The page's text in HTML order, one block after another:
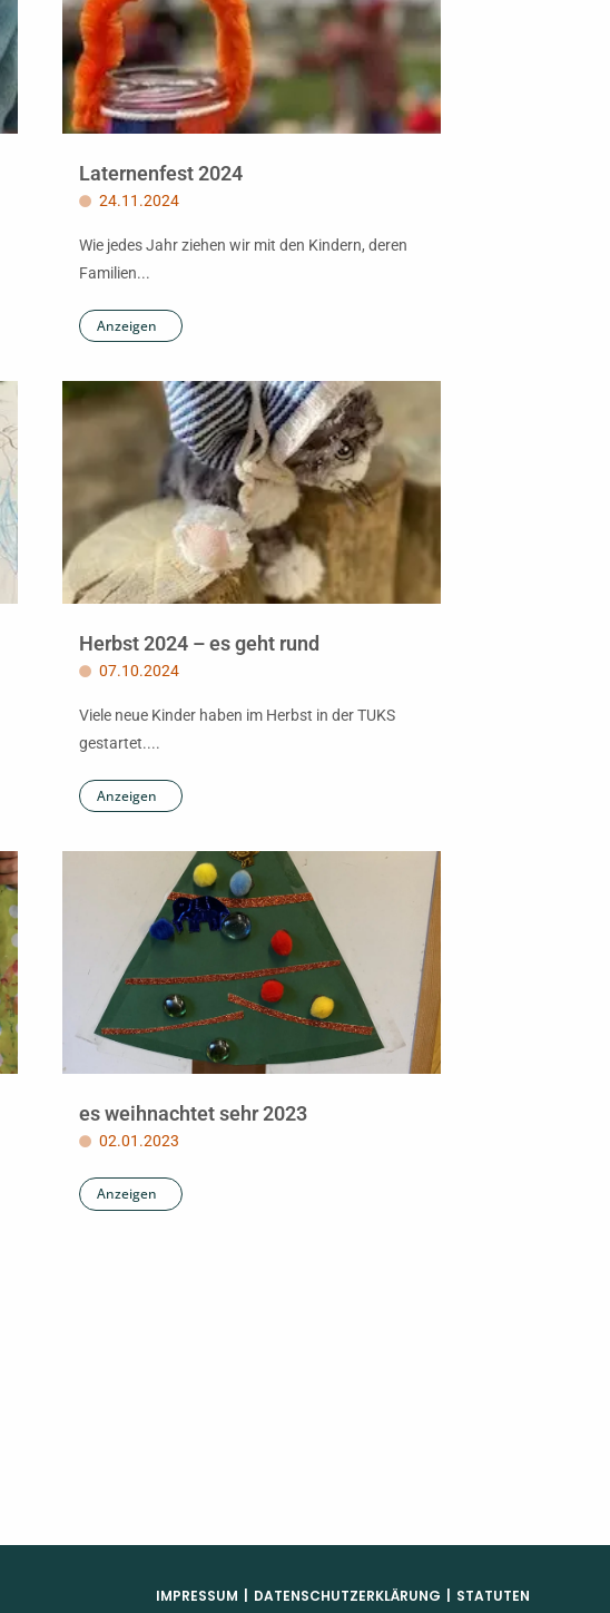
Laternenfest 2024
24.11.2024
Wie jedes Jahr ziehen wir mit den Kindern, deren
Familien...
Anzeigen
Herbst 2024 – es geht rund
07.10.2024
Viele neue Kinder haben im Herbst in der TUKS
gestartet....
Anzeigen
es weihnachtet sehr 2023
02.01.2023
Anzeigen
IMPRESSUM DATENSCHUTZERKLÄRUNG STATUTEN